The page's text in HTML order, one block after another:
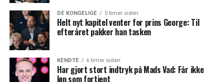
DE KONGELIGE 5 timer siden
Helt nyt kapitel venter for prins George: Til
efteråret pakker han tasken
KENDTE 6 timer siden
Har gjort stort indtryk på Mads Vad: Får ikke
løn som fortjent